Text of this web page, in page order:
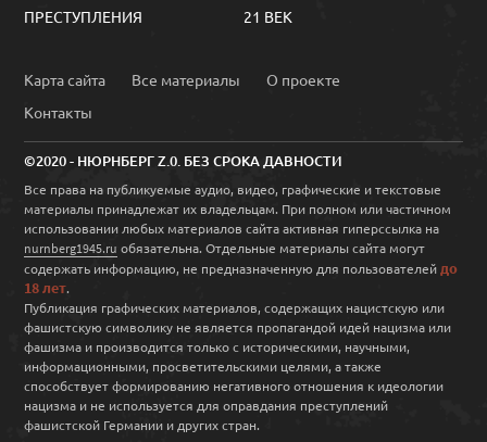
ПРЕСТУПЛЕНИЯ
21 ВЕК
Карта сайта Все материалы
О проекте
Контакты
©2020 - НЮРНБЕРГ Z.0. БЕЗ СРОКА ДАВНОСТИ
Все права на публикуемые аудио, видео, графические и текстовые
материалы принадлежат их владельцам. При полном или частичном
использовании любых материалов сайта активная гиперссылка на
nurnberg1945.ru обязательна. Отдельные материалы сайта могут
содержать информацию, не предназначенную для пользователей до
18 лет.
Публикация графических материалов, содержащих нацистскую или
фашистскую символику не является пропагандой идей нацизма или
фашизма и производится только с историческими, научными,
информационными, просветительскими целями, а также
способствует формированию негативного отношения к идеологии
нацизма и не используется для оправдания преступлений
фашистской Германии и других стран.